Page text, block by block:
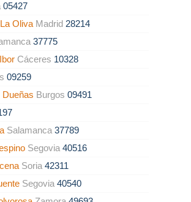
05427
Oliva Madrid 28214
37775
Cáceres 10328
09259
Dueñas Burgos 09491
Salamanca 37789
Segovia 40516
Soria 42311
Segovia 40540